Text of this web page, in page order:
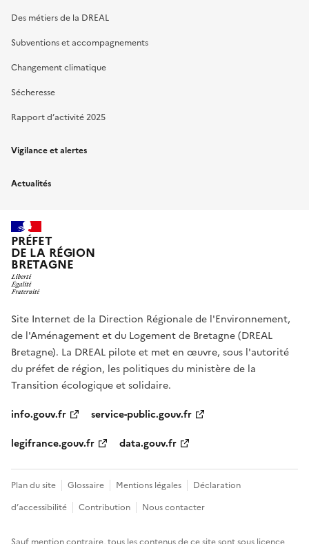
Des métiers de la DREAL
Subventions et accompagnements
Changement climatique
Sécheresse
Rapport d’activité 2025
Vigilance et alertes
Actualités
PRÉFET
DE LA RÉGION
BRETAGNE
Site Internet de la Direction Régionale de l'Environnement,
de l'Aménagement et du Logement de Bretagne (DREAL
Bretagne). La DREAL pilote et met en œuvre, sous l'autorité
du préfet de région, les politiques du ministère de la
Transition écologique et solidaire.
info.gouv.fr
service-public.gouv.fr
legifrance.gouv.fr
data.gouv.fr
Plan du site Glossaire Mentions légales
Déclaration
d’accessibilité
Contribution Nous contacter